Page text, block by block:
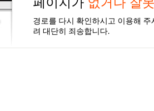
경로를 다시 확인하시고 이용해
려 대단히 죄송합니다.